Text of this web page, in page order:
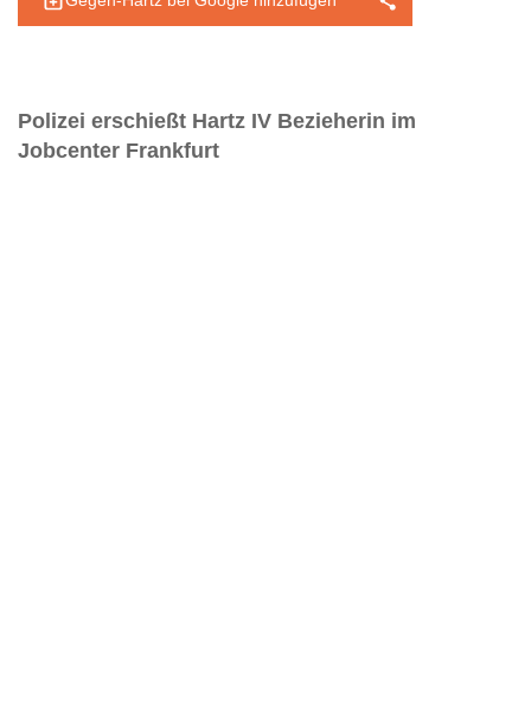
Polizei erschießt Hartz IV Bezieherin im
Jobcenter Frankfurt